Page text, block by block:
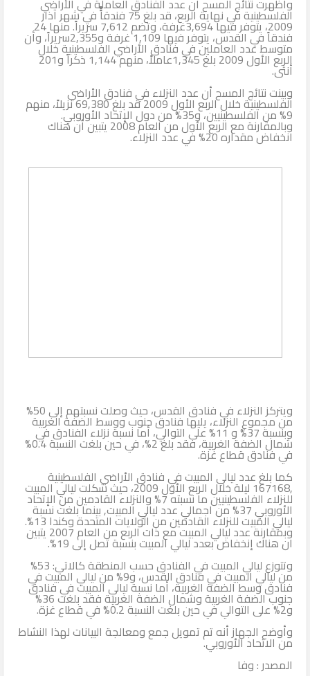
الثاني
الفلسطينية في نهاية الربع، قد بلغ 75 فندقاًًً في شهر آذار
2009، يتوفر فيها 3,694غرفة، وتضم 7,612 سريراً. منها 24
فندقاً في القدس، يتوفر فيها 1,109 غرفة و2,355سريراً، وأن
متوسط عدد العاملين في فنادق الأراضي الفلسطينية خلال
الربع الأول 2009 بلغ 1,345عاملاً، منهم 1,144 ذكراً و201
أنثى.
وبينت نتائج المسح أن عدد النزلاء في فنادق الأراضي
الفلسطينية خلال الربع الأول 2009 قد بلغ 69,380 نزيلاً، منهم
9% من الفلسطينيين، و35% من دول الإتحاد الأوروبي.
وبالمقارنة مع الربع الأول من العام 2008 يتبين أن هناك
انخفاض مقداره 20% في عدد النزلاء.
ويتركز النزلاء في فنادق القدس، حيث وصلت نسبتهم إلى 50%
من مجموع النزلاء، يليها فنادق جنوب ووسط الضفة الغربية
وبنسبة 37% و 11% على التوالي، أما نسبة نزلاء الفنادق في
شمال الضفة الغربية، فقد بلغ 2%، في حين بلغت النسبة 0.4%
في فنادق قطاع غزة.
كما بلغ عدد ليالي المبيت في فنادق الأراضي الفلسطينية
,167168 ليلة خلال الربع الأول 2009، حيث شكلت ليالي المبيت
للنزلاء الفلسطينيين ما نسبته 7% والنزلاء القادمين من الإتحاد
الأوروبي 37% من اجمالي عدد ليالي المبيت, بينما بلغت نسبة
ليالي المبيت للنزلاء القادمين من الولايات المتحدة وكندا 13%.
وبمقارنة عدد ليالي المبيت مع ذات الربع من العام 2007 يتبين
ان هناك إنخفاض بعدد ليالي المبيت بنسبة تصل إلى 19%.
وتتوزع ليالي المبيت في الفنادق حسب المنطقة كالاتي: 53%
من ليالي المبيت في فنادق القدس، و9% من ليالي المبيت في
فنادق وسط الضفة الغربية، أما نسبة ليالي المبيت في فنادق
جنوب الضفة الغربية وشمال الضفة الغربية فقد بلغت 36%
و2% على التوالي في حين بلغت النسبة 0.2% في قطاع غزة.
وأوضح الجهاز أنه تم تمويل جمع ومعالجة البيانات لهذا النشاط
من الاتحاد الأوروبي.
المصدر : وفا